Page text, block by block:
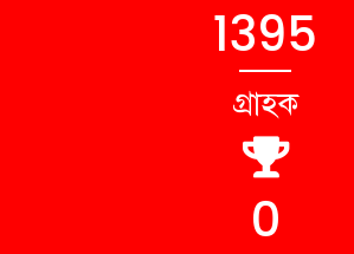
1492
গ্রাহক
0